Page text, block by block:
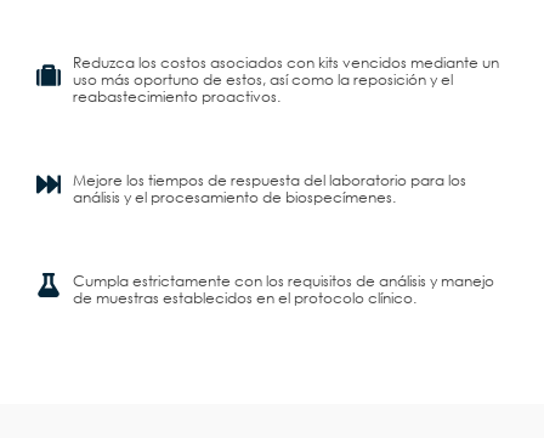
Reduzca los costos asociados con kits vencidos mediante un
uso más oportuno de estos, así como la reposición y el
reabastecimiento proactivos.
Mejore los tiempos de respuesta del laboratorio para los
análisis y el procesamiento de biospecímenes.
Cumpla estrictamente con los requisitos de análisis y manejo
de muestras establecidos en el protocolo clínico.